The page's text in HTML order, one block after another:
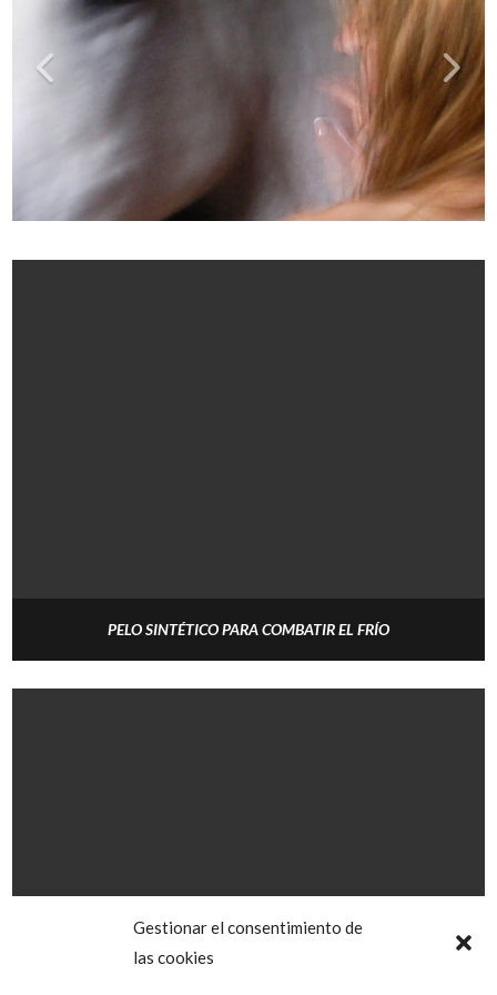
Gestionar el consentimiento de
las cookies
PELO SINTÉTICO PARA COMBATIR EL FRÍO